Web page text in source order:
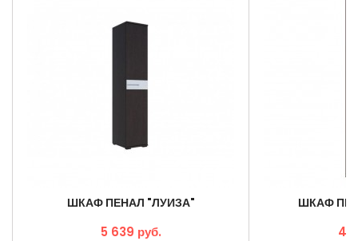
ШКАФ ПЕНАЛ "ЛУИЗА"
5 639 руб.
ШКАФ
4